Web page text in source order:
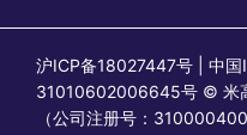
沪ICP备18027447号 | 中国
31010602006645号 © 米
（公司注册号：